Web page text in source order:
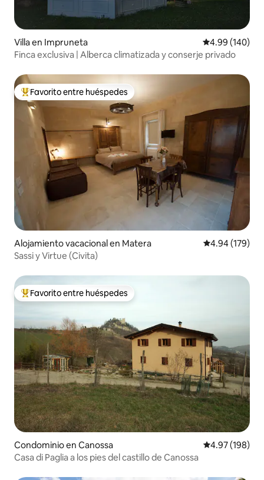
Villa en Impruneta Calificación
4.99 (140)
Finca exclusiva | Alberca climatizada y conserje privado
De los mejores en Favorito entre huéspedes
Favorito entre huéspedes
Alojamiento vacacional en Matera Calificación
4.94 (179)
Sassi y Virtue (Civita)
De los mejores en Favorito entre huéspedes
Favorito entre huéspedes
Condominio en Canossa Calificación
4.97 (198)
Casa di Paglia a los pies del castillo de Canossa